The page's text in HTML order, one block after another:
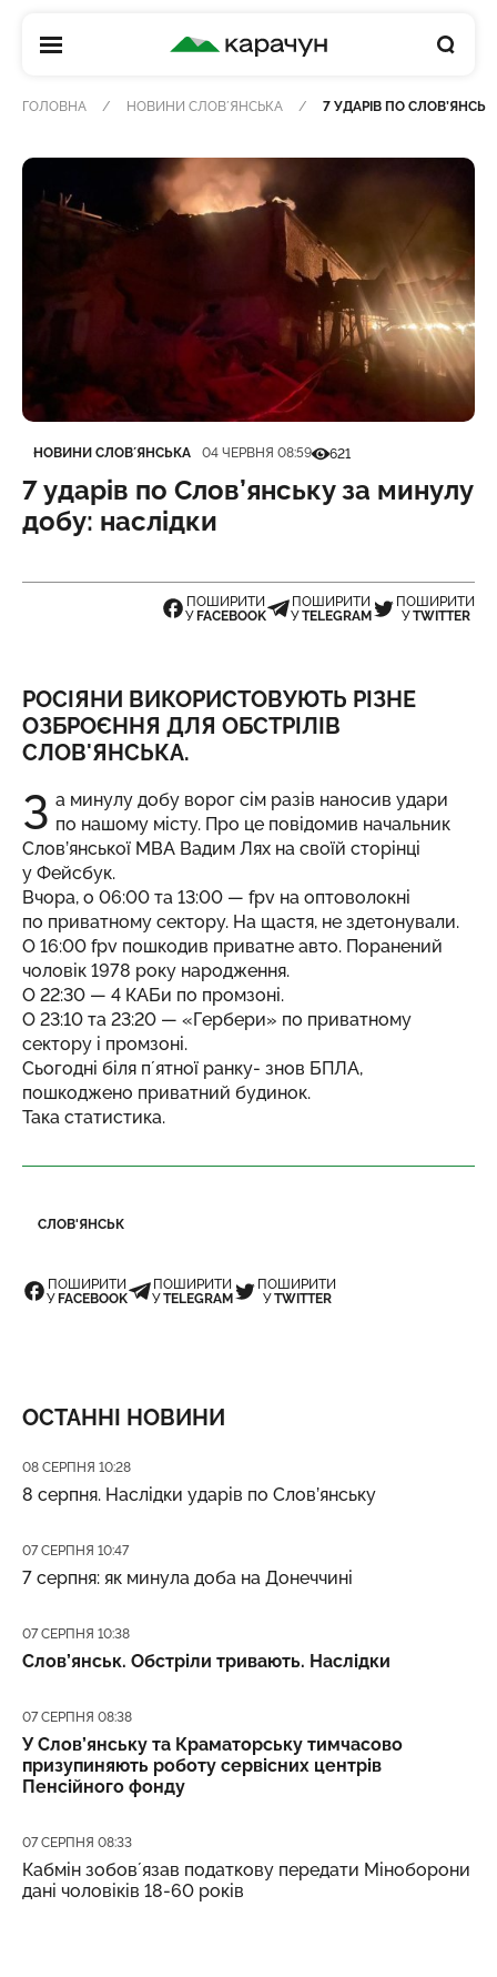
КАРАЧУН
ГОЛОВНА НОВИНИ СЛОВʼЯНСЬКА 7 УДАРІВ ПО
Категорія
НОВИНИ СЛОВʼЯНСЬКА
Дата публікації 04 ЧЕРВНЯ 08:59Кількість переглядів
621
7 ударів по Слов’янську за минулу
добу: наслідки
ПОШИРИТИ
У FACEBOOK
ПОШИРИТИ
УTELEGRAM
ПОШИРИТИ
УTWITTER
РОСІЯНИ ВИКОРИСТОВУЮТЬ РІЗНЕ
ОЗБРОЄННЯ ДЛЯ ОБСТРІЛІВ
СЛОВ'ЯНСЬКА.
З а минулу добу ворог сім разів наносив удари
по нашому місту. Про це повідомив начальник
Слов’янської МВА Вадим Лях на своїй сторінці
у Фейсбук.
Вчора, о 06:00 та 13:00 — fpv на оптоволокні
по приватному сектору. На щастя, не здетонували.
О 16:00 fpv пошкодив приватне авто. Поранений
чоловік 1978 року народження.
О 22:30 — 4 КАБи по промзоні.
О 23:10 та 23:20 — «Гербери» по приватному
сектору і промзоні.
Сьогодні біля пʼятної ранку- знов БПЛА,
пошкоджено приватний будинок.
Така статистика.
СЛОВ'ЯНСЬК
ПОШИРИТИ
У FACEBOOK
ПОШИРИТИ
УTELEGRAM
ПОШИРИТИ
УTWITTER
ОСТАННІ НОВИНИ
Дата публікації
08 СЕРПНЯ 10:28
8 серпня. Наслідки ударів по Слов’янську
Дата публікації
07 СЕРПНЯ 10:47
7 серпня: як минула доба на Донеччині
Дата публікації
07 СЕРПНЯ 10:38
Слов’янськ. Обстріли тривають. Наслідки
Дата публікації
07 СЕРПНЯ 08:38
У Слов’янську та Краматорську тимчасово
призупиняють роботу сервісних центрів
Пенсійного фонду
Дата публікації
07 СЕРПНЯ 08:33
Кабмін зобовʼязав податкову передати Міноборони
дані чоловіків 18-60 років